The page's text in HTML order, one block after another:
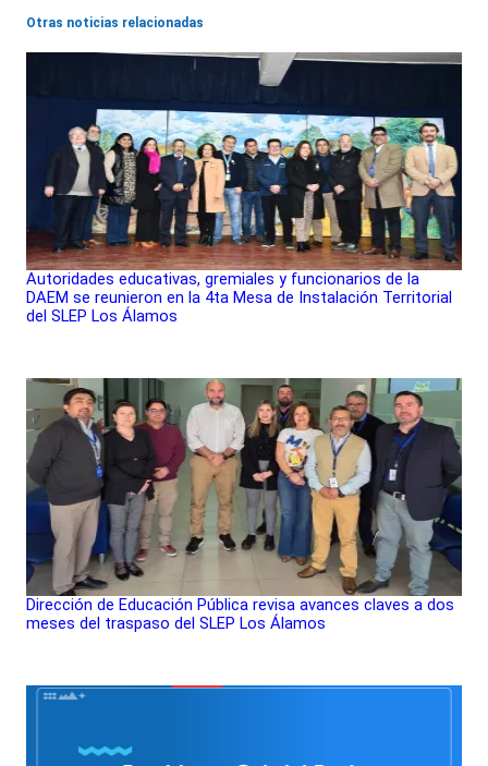
Otras noticias relacionadas
Autoridades educativas, gremiales y funcionarios de la
DAEM se reunieron en la 4ta Mesa de Instalación Territorial
del SLEP Los Álamos
Dirección de Educación Pública revisa avances claves a dos
meses del traspaso del SLEP Los Álamos